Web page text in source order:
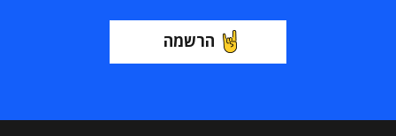
הרשמה